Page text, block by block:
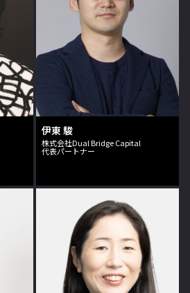
伊東 駿
株式会社Dual Bridge Capital
代表パートナー